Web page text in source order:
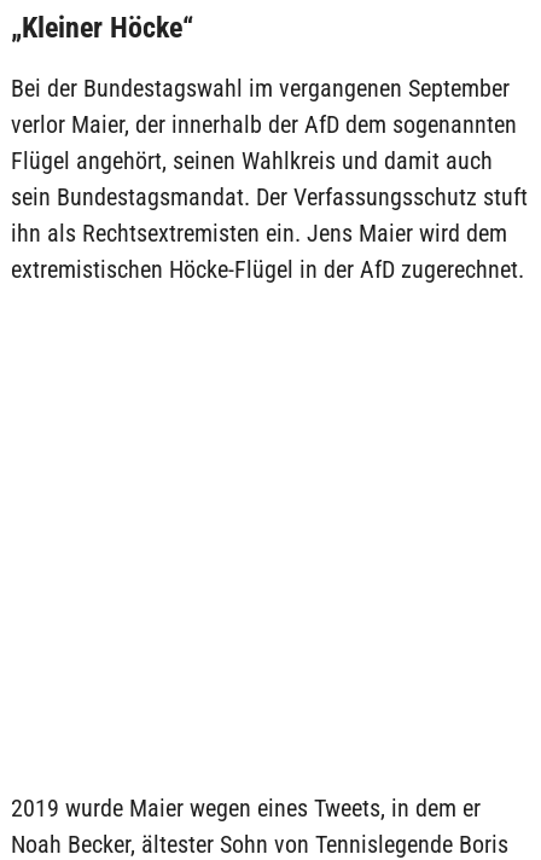
„Kleiner Höcke“
Bei der Bundestagswahl im vergangenen September
verlor Maier, der innerhalb der AfD dem sogenannten
Flügel angehört, seinen Wahlkreis und damit auch
sein Bundestagsmandat. Der Verfassungsschutz stuft
ihn als Rechtsextremisten ein. Jens Maier wird dem
extremistischen Höcke-Flügel in der AfD zugerechnet.
2019 wurde Maier wegen eines Tweets, in dem er
Noah Becker, ältester Sohn von Tennislegende Boris